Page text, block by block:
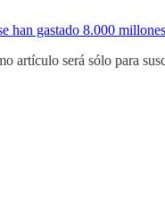
han gastado 8.000
artículo será sólo para